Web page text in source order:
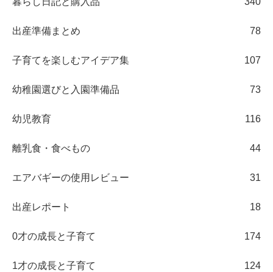
出産準備まとめ 78
子育てを楽しむアイデア集 107
幼稚園選びと入園準備品 73
幼児教育 116
離乳食・食べもの 44
エアバギーの使用レビュー 31
出産レポート 18
0才の成長と子育て 174
1才の成長と子育て 124